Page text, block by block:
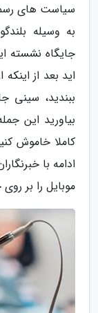
سیاست های
به وسیله
جایگاه نشسته
اید بعد از
ببندید، سینی
بیاورید این
کاملا خاموش
ادامه با
موبایل را بر